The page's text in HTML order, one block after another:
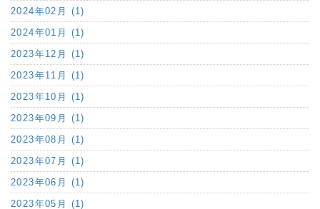
2024年02月 (1)
2024年01月 (1)
2023年12月 (1)
2023年11月 (1)
2023年10月 (1)
2023年09月 (1)
2023年08月 (1)
2023年07月 (1)
2023年06月 (1)
2023年05月 (1)